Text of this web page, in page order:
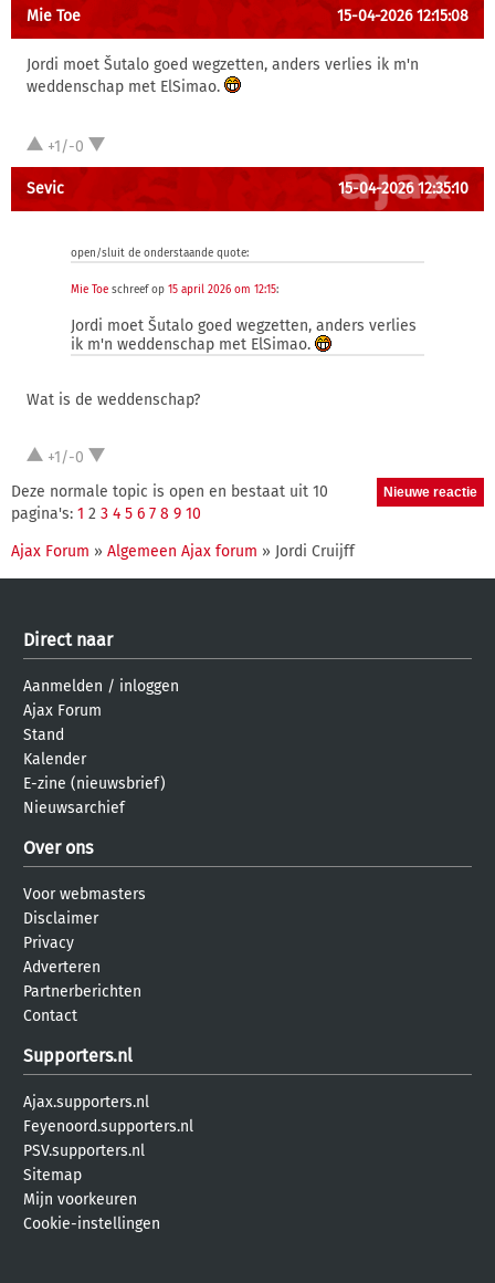
Mie Toe 15-04-2026 12:15:08
Jordi moet Šutalo goed wegzetten, anders verlies ik m'n
weddenschap met ElSimao.
+1/-0
Sevic 15-04-2026 12:35:10
open/sluit de onderstaande quote:
Mie Toe schreef op 15 april 2026 om 12:15:
Jordi moet Šutalo goed wegzetten, anders verlies
ik m'n weddenschap met ElSimao.
Wat is de weddenschap?
+1/-0
Deze normale topic is open en bestaat uit 10
pagina's: 1 2 3 4 5 6 7 8 9 10
Ajax Forum » Algemeen Ajax forum » Jordi Cruijff
Direct naar
Aanmelden / inloggen
Ajax Forum
Stand
Kalender
E-zine (nieuwsbrief)
Nieuwsarchief
Over ons
Voor webmasters
Disclaimer
Privacy
Adverteren
Partnerberichten
Contact
Supporters.nl
Ajax.supporters.nl
Feyenoord.supporters.nl
PSV.supporters.nl
Sitemap
Mijn voorkeuren
Cookie-instellingen